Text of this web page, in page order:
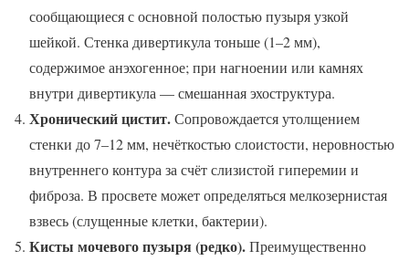
сообщающиеся с основной полостью пузыря узкой
шейкой. Стенка дивертикула тоньше (1–2 мм),
содержимое анэхогенное; при нагноении или камнях
внутри дивертикула — смешанная эхоструктура.
Хронический цистит.Сопровождается утолщением
стенки до 7–12 мм, нечёткостью слоистости, неровностью
внутреннего контура за счёт слизистой гиперемии и
фиброза. В просвете может определяться мелкозернистая
взвесь (слущенные клетки, бактерии).
Кисты мочевого пузыря (редко).Преимущественно